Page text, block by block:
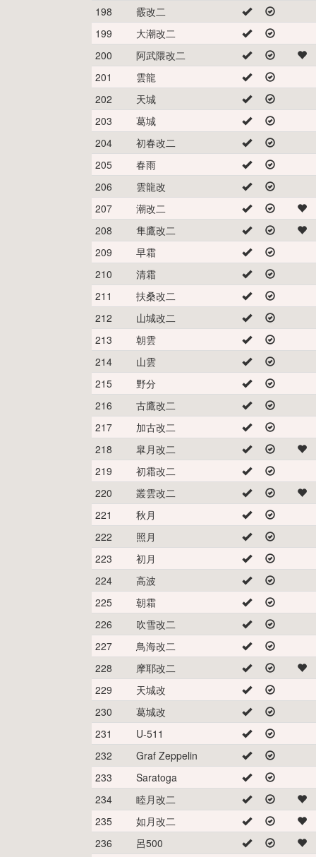
198
霰改二
199
大潮改二
200
阿武隈改二
201
雲龍
202
天城
203
葛城
204
初春改二
205
春雨
206
雲龍改
207
潮改二
208
隼鷹改二
209
早霜
210
清霜
211
扶桑改二
212
山城改二
213
朝雲
214
山雲
215
野分
216
古鷹改二
217
加古改二
218
皐月改二
219
初霜改二
220
叢雲改二
221
秋月
222
照月
223
初月
224
高波
225
朝霜
226
吹雪改二
227
鳥海改二
228
摩耶改二
229
天城改
230
葛城改
231
U-511
232
Graf Zeppelin
233
Saratoga
234
睦月改二
235
如月改二
236
呂500